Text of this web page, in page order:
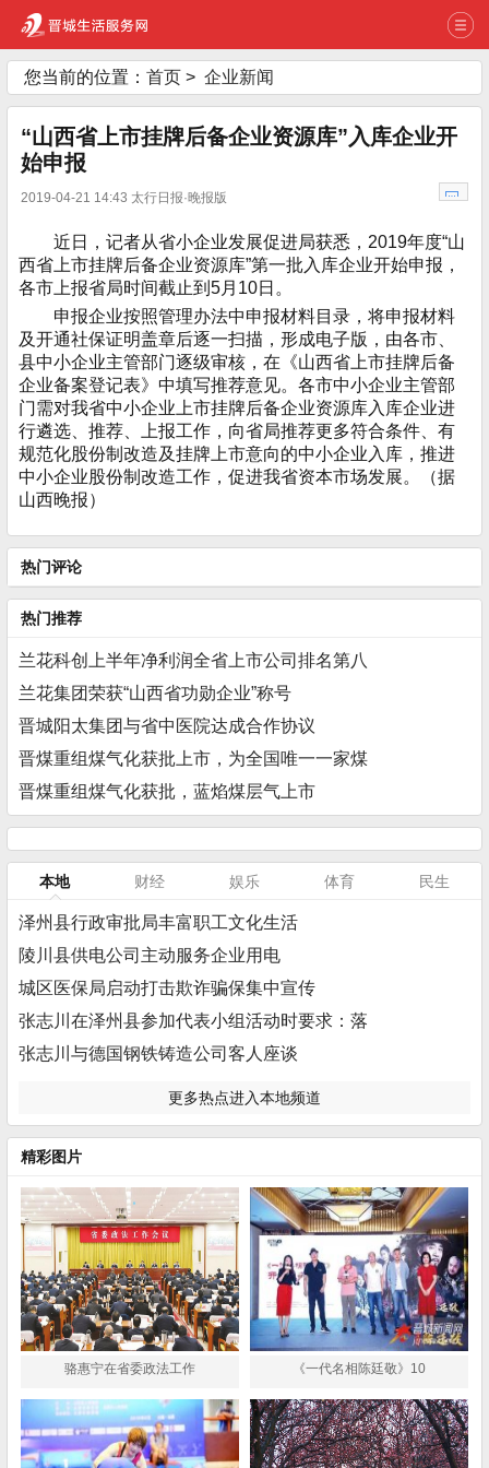
您当前的位置： 首页 > 企业新闻
“山西省上市挂牌后备企业资源库”入库企业开
始申报
2019-04-21 14:43 太行日报·晚报版
近日，记者从省小企业发展促进局获悉，2019年度“山
西省上市挂牌后备企业资源库”第一批入库企业开始申报，
各市上报省局时间截止到5月10日。
申报企业按照管理办法中申报材料目录，将申报材料
及开通社保证明盖章后逐一扫描，形成电子版，由各市、
县中小企业主管部门逐级审核，在《山西省上市挂牌后备
企业备案登记表》中填写推荐意见。各市中小企业主管部
门需对我省中小企业上市挂牌后备企业资源库入库企业进
行遴选、推荐、上报工作，向省局推荐更多符合条件、有
规范化股份制改造及挂牌上市意向的中小企业入库，推进
中小企业股份制改造工作，促进我省资本市场发展。（据
山西晚报）
热门评论
热门推荐
兰花科创上半年净利润全省上市公司排名第八
兰花集团荣获“山西省功勋企业”称号
晋城阳太集团与省中医院达成合作协议
晋煤重组煤气化获批上市，为全国唯一一家煤
晋煤重组煤气化获批，蓝焰煤层气上市
本地 财经 娱乐 体育 民生
泽州县行政审批局丰富职工文化生活
陵川县供电公司主动服务企业用电
城区医保局启动打击欺诈骗保集中宣传
张志川在泽州县参加代表小组活动时要求：落
张志川与德国钢铁铸造公司客人座谈
更多热点进入本地频道
精彩图片
骆惠宁在省委政法工作 《一代名相陈廷敬》10